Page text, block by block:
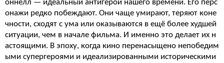
оннелл — идеальный антигерой нашего времени. Его перс
онажи редко побеждают. Они чаще умирают, теряют коне
чности, сходят с ума или оказываются в ещё более худшей
ситуации, чем в начале фильма. И именно это делает их н
астоящими. В эпоху, когда кино перенасыщено непобедим
ыми супергероями и идеализированными историческими